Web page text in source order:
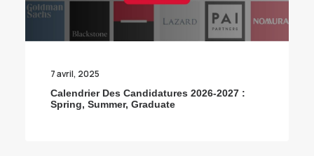
7 avril, 2025
Calendrier Des Candidatures 2026-2027 :
Spring, Summer, Graduate